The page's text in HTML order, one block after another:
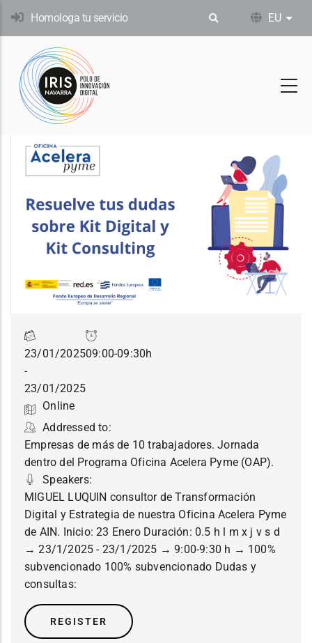
Skip
content
Homologa tu servicio EU
23/01/2025
-
23/01/2025
09:00-09:30h
Online
Addressed to:
Empresas de más de 10 trabajadores. Jornada
dentro del Programa Oficina Acelera Pyme (OAP).
Speakers:
MIGUEL LUQUIN consultor de Transformación
Digital y Estrategia de nuestra Oficina Acelera Pyme
de AIN. Inicio: 23 Enero Duración: 0.5 h l m x j v s d
→ 23/1/2025 - 23/1/2025 → 9:00-9:30 h → 100%
subvencionado 100% subvencionado Dudas y
consultas:
REGISTER